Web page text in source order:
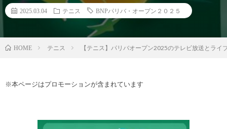
2025.03.04 テニス BNPパリバ・オープン２０２５
HOME テニス 【テニス】パリバオープン2025のテレビ放送とライ
※本ページはプロモーションが含まれています